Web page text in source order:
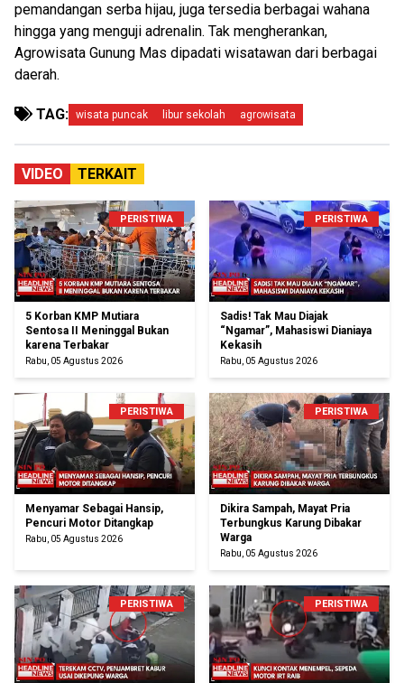
pemandangan serba hijau, juga tersedia berbagai wahana
hingga yang menguji adrenalin. Tak mengherankan,
Agrowisata Gunung Mas dipadati wisatawan dari berbagai
daerah.
TAG: wisata puncak libur sekolah agrowisata
VIDEO TERKAIT
PERISTIWA
5 Korban KMP Mutiara
Sentosa II Meninggal Bukan
karena Terbakar
Rabu, 05 Agustus 2026
PERISTIWA
Sadis! Tak Mau Diajak
“Ngamar”, Mahasiswi Dianiaya
Kekasih
Rabu, 05 Agustus 2026
PERISTIWA
Menyamar Sebagai Hansip,
Pencuri Motor Ditangkap
Rabu, 05 Agustus 2026
PERISTIWA
Dikira Sampah, Mayat Pria
Terbungkus Karung Dibakar
Warga
Rabu, 05 Agustus 2026
PERISTIWA PERISTIWA